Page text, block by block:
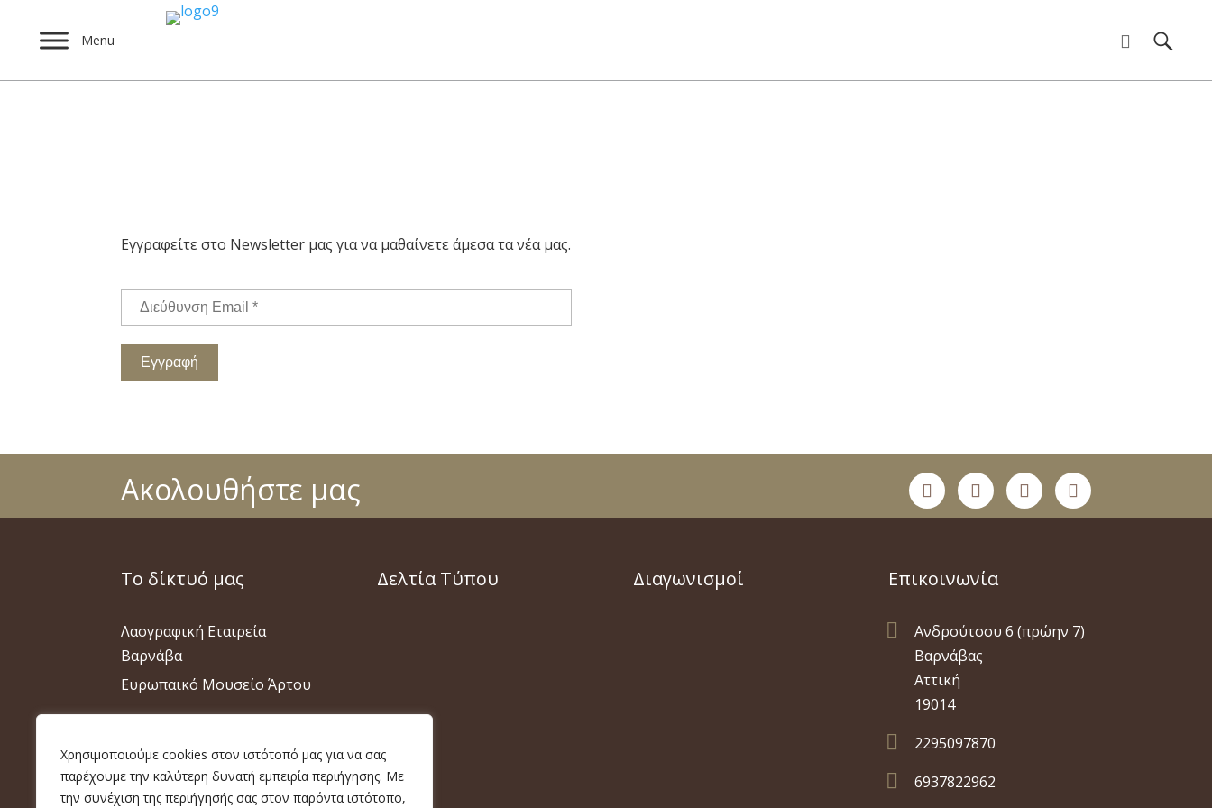
Χρησιμοποιούμε cookies στον ιστότοπό μας για να σας
παρέχουμε την καλύτερη δυνατή εμπειρία περιήγησης. Με
την συνέχιση της περιήγησής σας στον παρόντα ιστότοπο,
Menu
Εγγραφείτε στο Newsletter μας για να μαθαίνετε άμεσα τα νέα μας.
Ακολουθήστε μας
Το δίκτυό μας
Λαογραφική Εταιρεία
Βαρνάβα
Ευρωπαικό Μουσείο Άρτου
Δελτία Τύπου Διαγωνισμοί Επικοινωνία

Ανδρούτσου 6 (πρώην 7)
Βαρνάβας
Αττική
19014
 2295097870
 6937822962